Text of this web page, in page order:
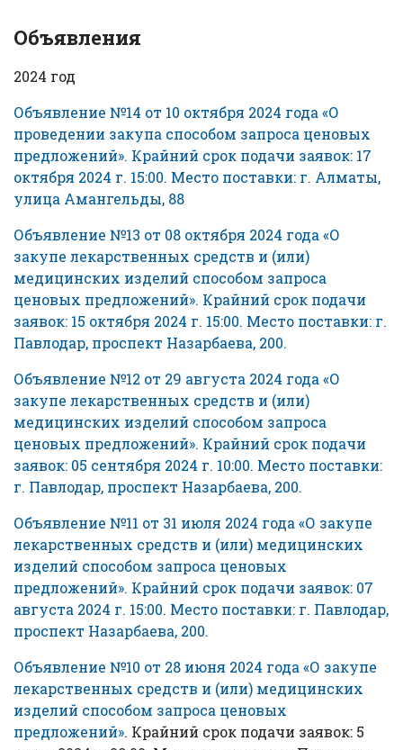
Объявления
2024 год
Объявление №14 от 10 октября 2024 года «О
проведении закупа способом запроса ценовых
предложений». Крайний срок подачи заявок: 17
октября 2024 г. 15:00. Место поставки: г. Алматы,
улица Амангельды, 88
Объявление №13 от 08 октября 2024 года «О
закупе лекарственных средств и (или)
медицинских изделий способом запроса
ценовых предложений». Крайний срок подачи
заявок: 15 октября 2024 г. 15:00. Место поставки: г.
Павлодар, проспект Назарбаева, 200.
Объявление №12 от 29 августа 2024 года «О
закупе лекарственных средств и (или)
медицинских изделий способом запроса
ценовых предложений». Крайний срок подачи
заявок: 05 сентября 2024 г. 10:00. Место поставки:
г. Павлодар, проспект Назарбаева, 200.
Объявление №11 от 31 июля 2024 года «О закупе
лекарственных средств и (или) медицинских
изделий способом запроса ценовых
предложений». Крайний срок подачи заявок: 07
августа 2024 г. 15:00. Место поставки: г. Павлодар,
проспект Назарбаева, 200.
Объявление №10 от 28 июня 2024 года «О закупе
лекарственных средств и (или) медицинских
изделий способом запроса ценовых
предложений». Крайний срок подачи заявок: 5